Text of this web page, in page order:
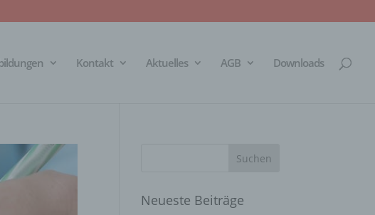
Kontakt Aktuelles AGB Downloads
Neueste Beiträge